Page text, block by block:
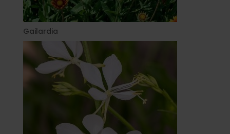
Gailardia